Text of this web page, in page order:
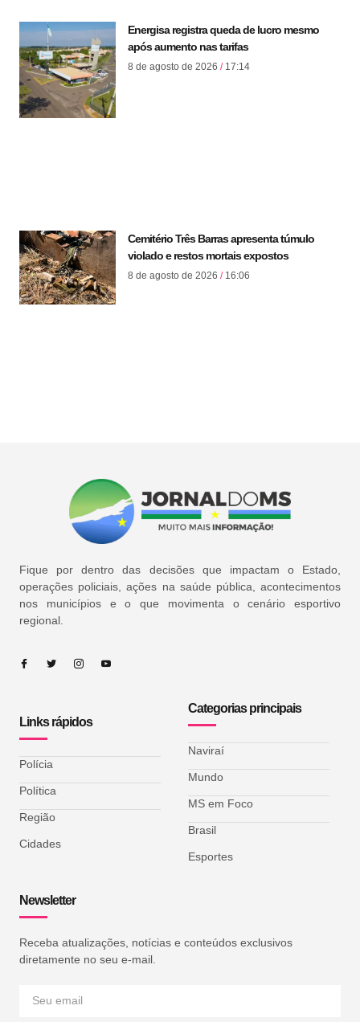
Energisa registra queda de lucro mesmo
após aumento nas tarifas
8 de agosto de 2026 17:14
Cemitério Três Barras apresenta túmulo
violado e restos mortais expostos
8 de agosto de 2026 16:06
Fique por dentro das decisões que impactam o Estado,
operações policiais, ações na saúde pública, acontecimentos
nos municípios e o que movimenta o cenário esportivo
regional.
Links rápidos
Polícia
Política
Região
Cidades
Categorias principais
Naviraí
Mundo
MS em Foco
Brasil
Esportes
Newsletter
Receba atualizações, notícias e conteúdos exclusivos
diretamente no seu e-mail.